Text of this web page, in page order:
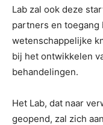
Lab zal ook deze
partners en
wetenschappelijke
bij het ontwikkelen
behandelingen.
Het Lab, dat naar
geopend, zal zich